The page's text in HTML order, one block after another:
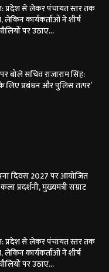
प्रदेश से लेकर पंचायत स्तर तक
कार्यकर्ताओं ने शीर्ष
पर उठाए...
बोले सचिव राजाराम सिंह:
लिए प्रबंधन और पुलिस तत्पर’
दिवस 2027 पर आयोजित
प्रदर्शनी, मुख्यमंत्री सम्राट
प्रदेश से लेकर पंचायत स्तर तक
कार्यकर्ताओं ने शीर्ष
पर उठाए...